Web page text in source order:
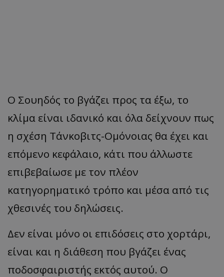
Ο Σουηδός το βγάζει προς τα έξω, το
κλίμα είναι ιδανικό και όλα δείχνουν πως
η σχέση Τάνκοβιτς-Ομόνοιας θα έχει και
επόμενο κεφάλαιο, κάτι που άλλωστε
επιβεβαίωσε με τον πλέον
κατηγορηματικό τρόπο και μέσα από τις
χθεσινές του δηλώσεις.
Δεν είναι μόνο οι επιδόσεις στο χορτάρι,
είναι και η διάθεση που βγάζει ένας
ποδοσφαιριστής εκτός αυτού. Ο